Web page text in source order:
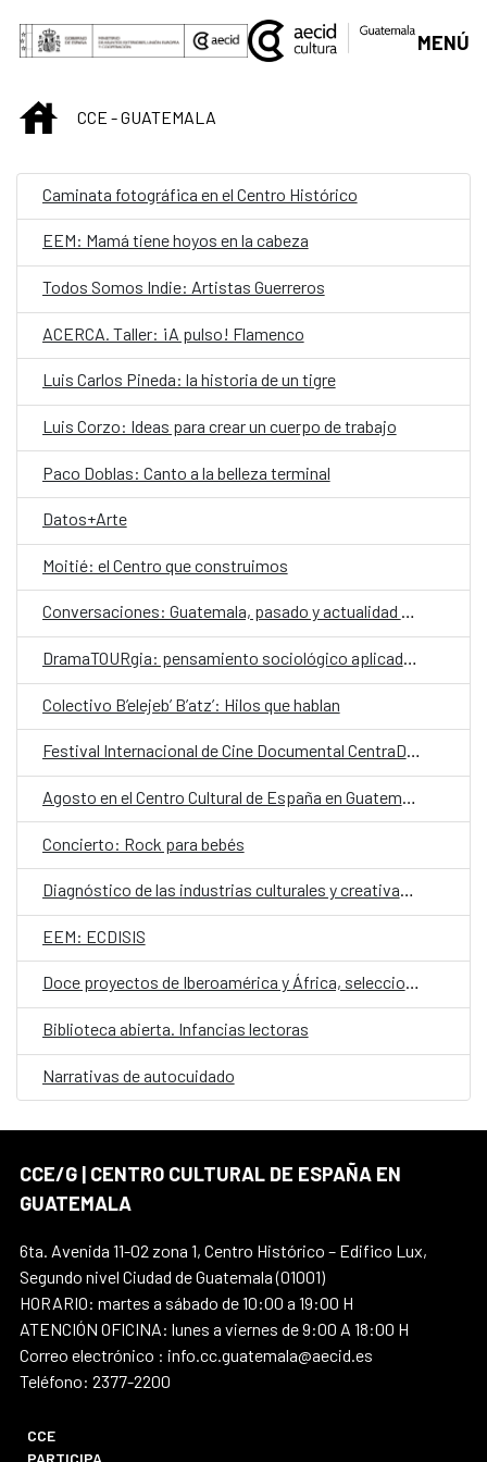
Saltar al contenido principal
MENÚ
INICIOCCE - GUATEMALA
Caminata fotográfica en el Centro Histórico
EEM: Mamá tiene hoyos en la cabeza
Todos Somos Indie: Artistas Guerreros
ACERCA. Taller: ¡A pulso! Flamenco
Luis Carlos Pineda: la historia de un tigre
Luis Corzo: Ideas para crear un cuerpo de trabajo
Paco Doblas: Canto a la belleza terminal
Datos+Arte
Moitié: el Centro que construimos
Conversaciones: Guatemala, pasado y actualidad en el valle de La Ermita
DramaTOURgia: pensamiento sociológico aplicado a la creación escénica
Colectivo B’elejeb’ B’atz’: Hilos que hablan
Festival Internacional de Cine Documental CentraDoc
Agosto en el Centro Cultural de España en Guatemala
Concierto: Rock para bebés
Diagnóstico de las industrias culturales y creativas en Guatemala
EEM: ECDISIS
Doce proyectos de Iberoamérica y África, seleccionados en la convocatoria E·CO/26: Sobre el tiempo
Biblioteca abierta. Infancias lectoras
Narrativas de autocuidado
CCE/G | CENTRO CULTURAL DE ESPAÑA EN
GUATEMALA
6ta. Avenida 11-02 zona 1, Centro Histórico – Edifico Lux,
Segundo nivel Ciudad de Guatemala (01001)
HORARIO: martes a sábado de 10:00 a 19:00 H
ATENCIÓN OFICINA: lunes a viernes de 9:00 A 18:00 H
Correo electrónico : info.cc.guatemala@aecid.es
Teléfono: 2377-2200
CCE